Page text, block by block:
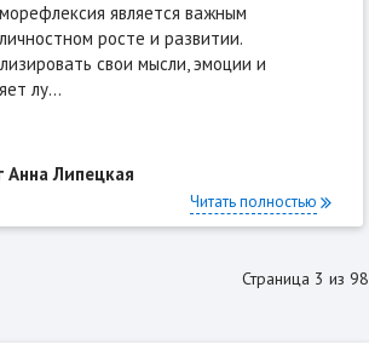
является важным
росте и развитии.
свои мысли, эмоции и
лу...
Анна Липецкая
Читать полностью
Страница 3 из 98